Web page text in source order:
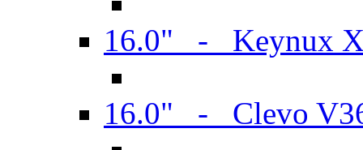
16.0" - Keynux
16.0" - Clevo